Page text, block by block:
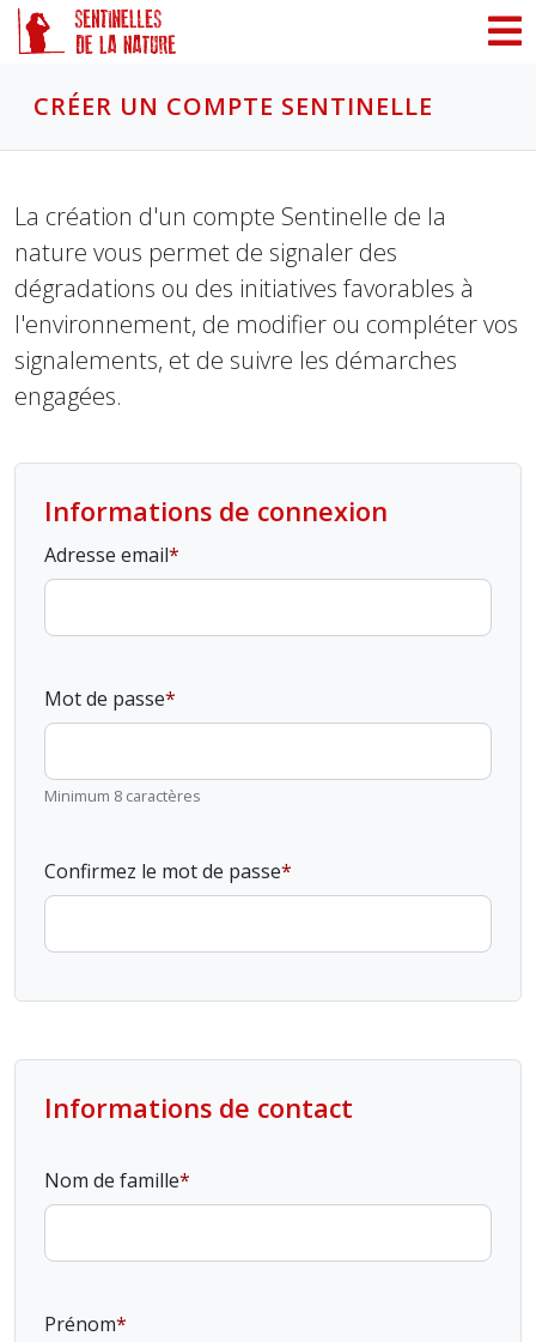
CRÉER UN COMPTE SENTINELLE
La création d'un compte Sentinelle de la
nature vous permet de signaler des
dégradations ou des initiatives favorables à
l'environnement, de modifier ou compléter vos
signalements, et de suivre les démarches
engagées.
Informations de connexion
Adresse email
Mot de passe
Minimum 8 caractères
Confirmez le mot de passe
Informations de contact
Nom de famille
Prénom
Panneau de gestion des cookies